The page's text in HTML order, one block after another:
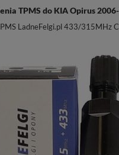
TPMS do KIA Opirus
LadneFelgi.pl 433/315MHz